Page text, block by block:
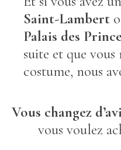
Saint-Lambert
Palais des
suite et que vous
costume, nous
Vous changez
vous voulez